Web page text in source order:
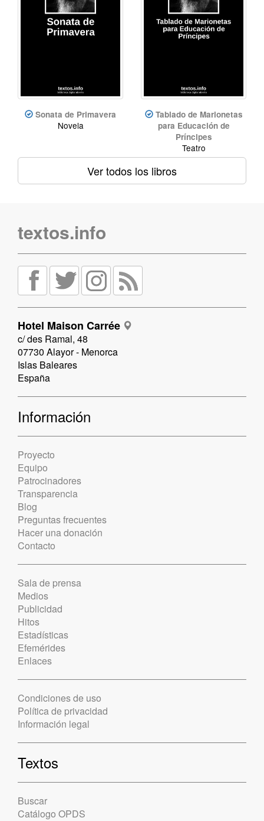
Sonata de Primavera
Novela
Tablado de Marionetas
para Educación de
Príncipes
Teatro
Ver todos los libros
textos.info
Hotel Maison Carrée
c/ des Ramal, 48
07730 Alayor - Menorca
Islas Baleares
España
Información
Proyecto
Equipo
Patrocinadores
Transparencia
Blog
Preguntas frecuentes
Hacer una donación
Contacto
Sala de prensa
Medios
Publicidad
Hitos
Estadísticas
Efemérides
Enlaces
Condiciones de uso
Política de privacidad
Información legal
Textos
Buscar
Catálogo OPDS